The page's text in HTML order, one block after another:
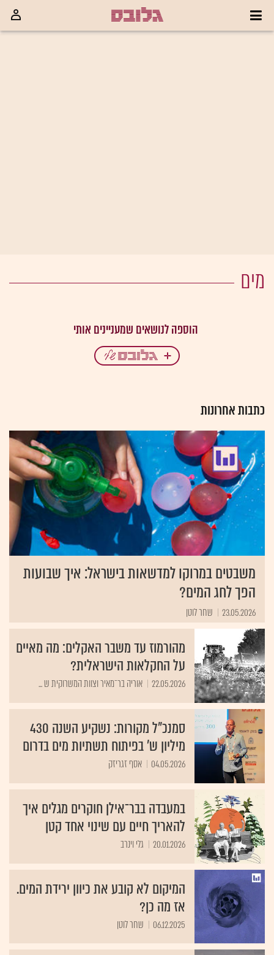
מים
כתבות אחרונות
משבטים במרוקו למדשאות בישראל: איך שבועות
הפך לחג המים?
23.05.2026 שחר לוטן
מהורמוז עד משבר האקלים: מה מאיים
על החקלאות הישראלית?
22.05.2026 אוריה בר־מאיר וצוות המשרוקית ש ...
סמנכ"ל מקורות: נשקיע השנה 430
מיליון ש' בפיתוח תשתיות מים בדרום
04.05.2026 אסף זגריזק
במעבדה בבר־אילן חוקרים מגלים איך
להאריך חיים עם שינוי אחד קטן
20.01.2026 גלי וינרב
המיקום לא קובע את כיוון ירידת המים.
אז מה כן?
06.12.2025 שחר לוטן